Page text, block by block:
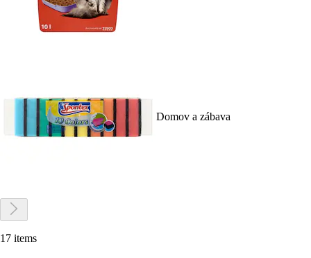
Domov a zábava
17 items